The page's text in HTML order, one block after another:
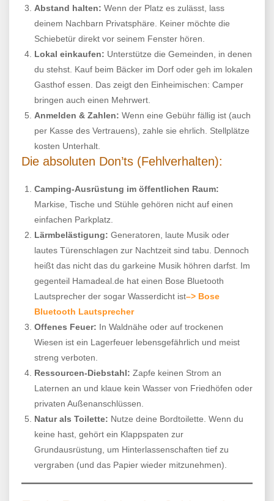
Abstand halten: Wenn der Platz es zulässt, lass
deinem Nachbarn Privatsphäre. Keiner möchte die
Schiebetür direkt vor seinem Fenster hören.
Lokal einkaufen: Unterstütze die Gemeinden, in denen
du stehst. Kauf beim Bäcker im Dorf oder geh im lokalen
Gasthof essen. Das zeigt den Einheimischen: Camper
bringen auch einen Mehrwert.
Anmelden & Zahlen: Wenn eine Gebühr fällig ist (auch
per Kasse des Vertrauens), zahle sie ehrlich. Stellplätze
kosten Unterhalt.
Die absoluten Don’ts (Fehlverhalten):
Camping-Ausrüstung im öffentlichen Raum:
Markise, Tische und Stühle gehören nicht auf einen
einfachen Parkplatz.
Lärmbelästigung: Generatoren, laute Musik oder
lautes Türenschlagen zur Nachtzeit sind tabu. Dennoch
heißt das nicht das du garkeine Musik höhren darfst. Im
gegenteil Hamadeal.de hat einen Bose Bluetooth
Lautsprecher der sogar Wasserdicht ist–> Bose
Bluetooth Lautsprecher
Offenes Feuer: In Waldnähe oder auf trockenen
Wiesen ist ein Lagerfeuer lebensgefährlich und meist
streng verboten.
Ressourcen-Diebstahl: Zapfe keinen Strom an
Laternen an und klaue kein Wasser von Friedhöfen oder
privaten Außenanschlüssen.
Natur als Toilette: Nutze deine Bordtoilette. Wenn du
keine hast, gehört ein Klappspaten zur
Grundausrüstung, um Hinterlassenschaften tief zu
vergraben (und das Papier wieder mitzunehmen).